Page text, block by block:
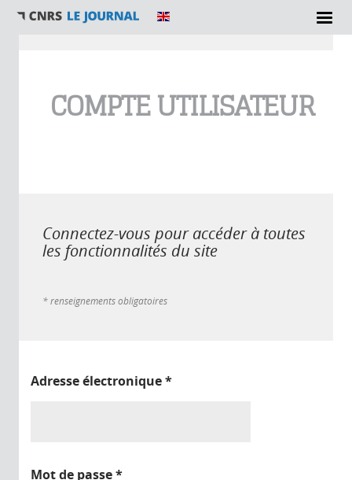
COMPTE UTILISATEUR
Connectez-vous pour accéder à toutes
les fonctionnalités du site
* renseignements obligatoires
Adresse électronique*
Mot de passe*